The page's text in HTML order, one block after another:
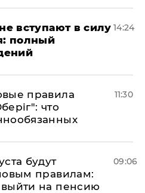
вступают в силу
полный
14:24
правила
что
11:30
будут
правилам:
на пенсию
09:06